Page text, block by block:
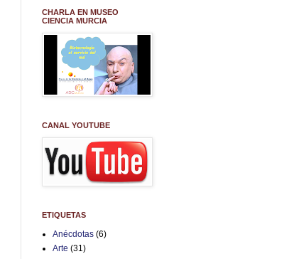
CHARLA EN MUSEO
CIENCIA MURCIA
CANAL YOUTUBE
ETIQUETAS
Anécdotas (6)
Arte (31)